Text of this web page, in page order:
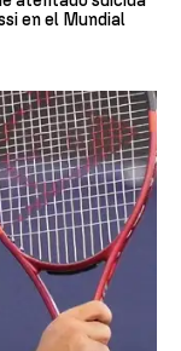
en el Mundial